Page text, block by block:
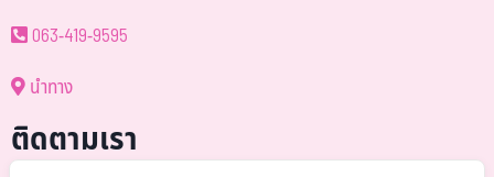
063-419-9595
นำทาง
ติดตามเรา